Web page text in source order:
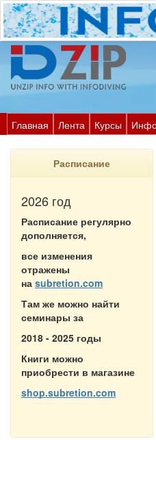
Главная Лента Курсы
Расписание
2026 год
Расписание регулярно
дополняется,
все изменения
отражены
на subretion.com
Там же можно найти
семинары за
2018 - 2025 годы
Книги можно
приобрести в магазине
shop.subretion.com